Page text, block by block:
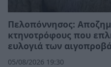
Πελοπόννησος:
κτηνοτρόφους που
ευλογιά των
05/08/2026 19:30